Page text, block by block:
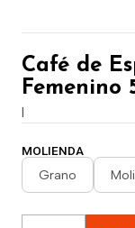
Café de
Femenino
|
MOLIENDA
Grano